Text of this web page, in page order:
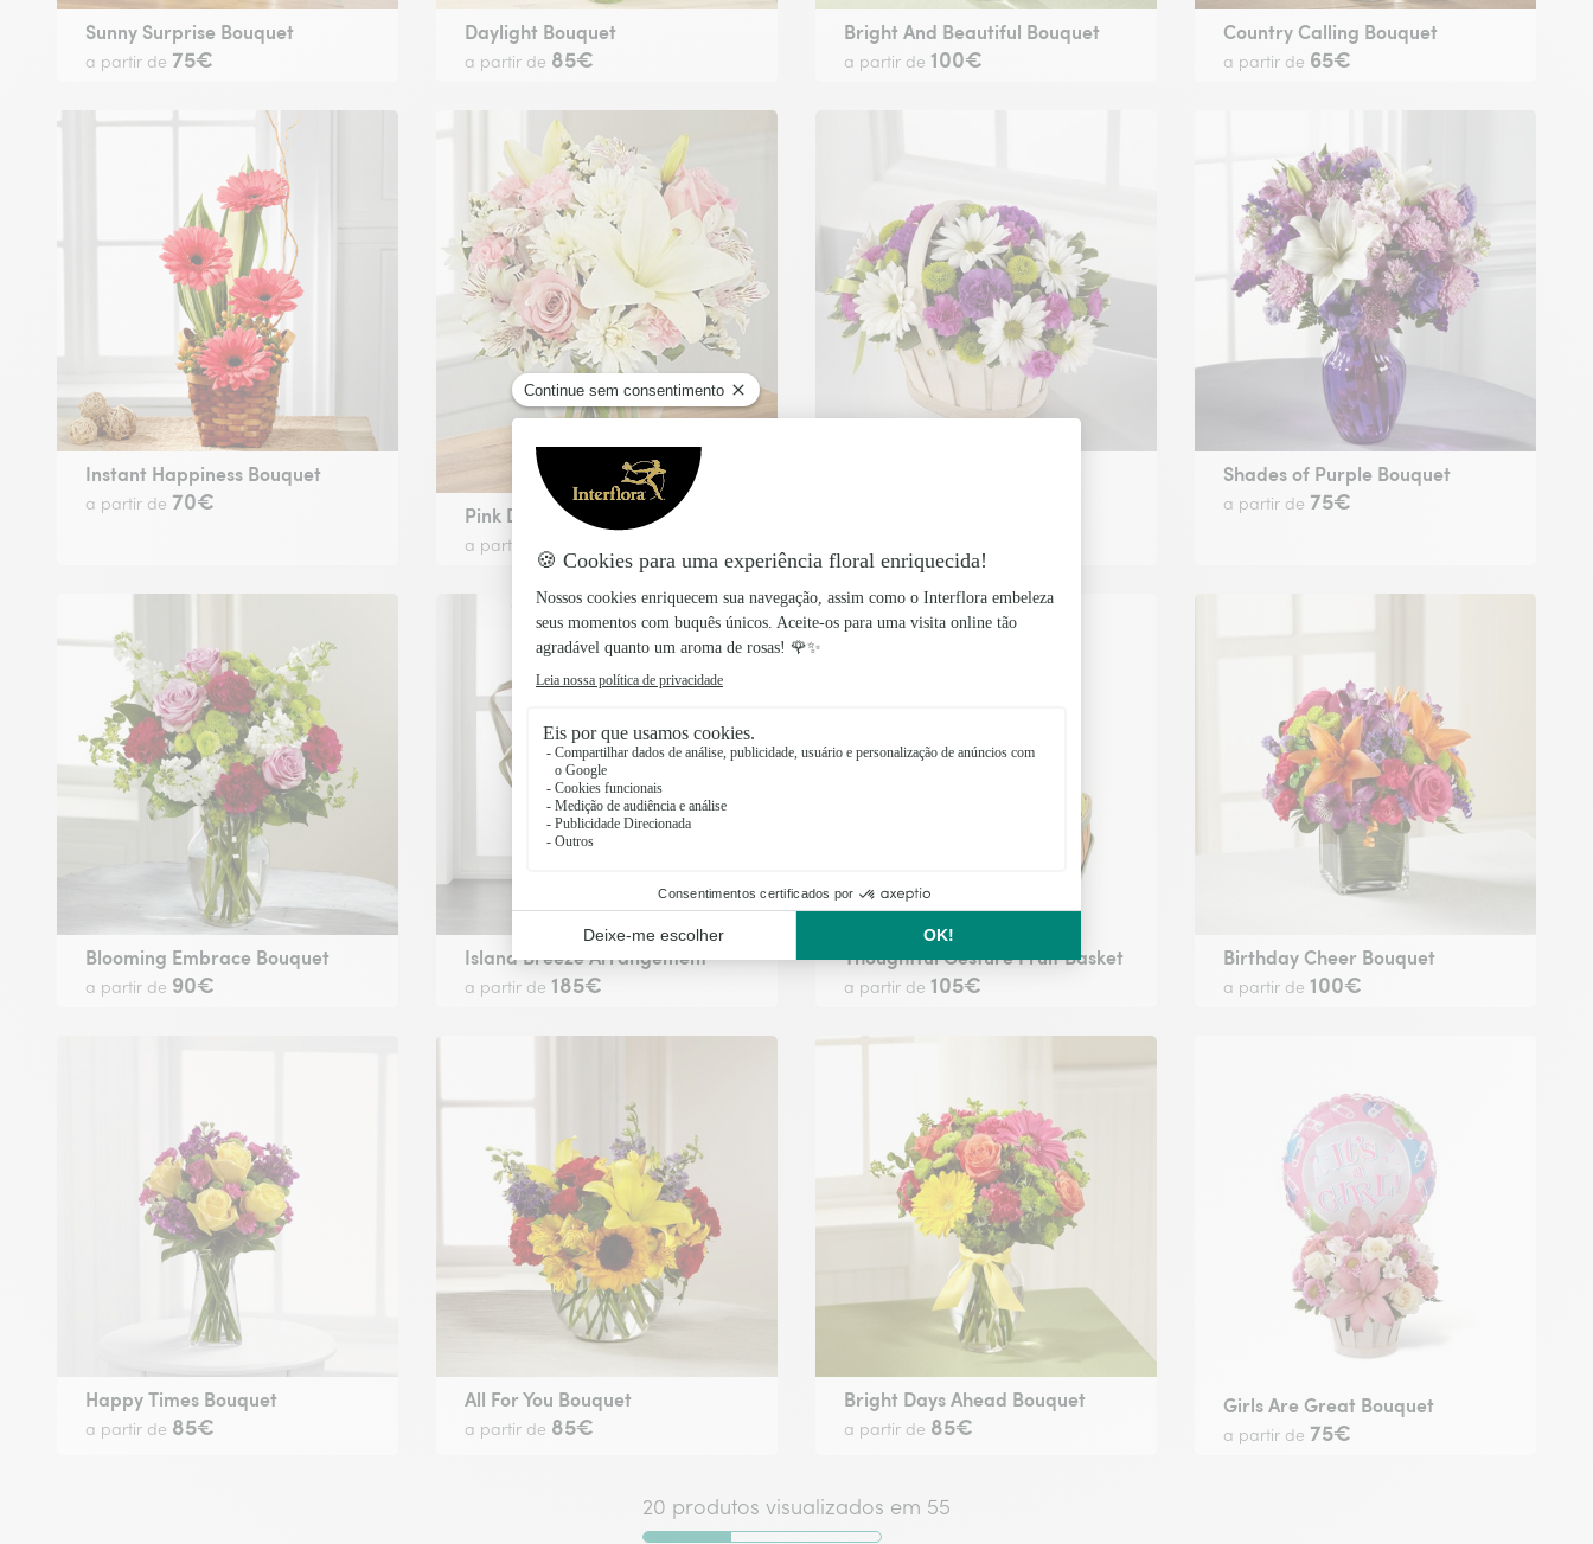
Sunny Surprise Bouquet
a partir de 75€
Daylight Bouquet
a partir de 85€
Bright And Beautiful Bouquet
a partir de 100€
Country Calling Bouquet
a partir de 65€
Instant Happiness Bouquet
a partir de 70€ Pink Dream Bouquet
a partir de
Shades of Purple Bouquet
a partir de 75€
Blooming Embrace Bouquet
a partir de 90€
Island Breeze Arrangement
a partir de 185€
Thoughtful Gesture Fruit Basket
a partir de 105€
Birthday Cheer Bouquet
a partir de 100€
Happy Times Bouquet
a partir de 85€
All For You Bouquet
a partir de 85€
Bright Days Ahead Bouquet
a partir de 85€
Girls Are Great Bouquet
a partir de 75€
20 produtos visualizados em 55